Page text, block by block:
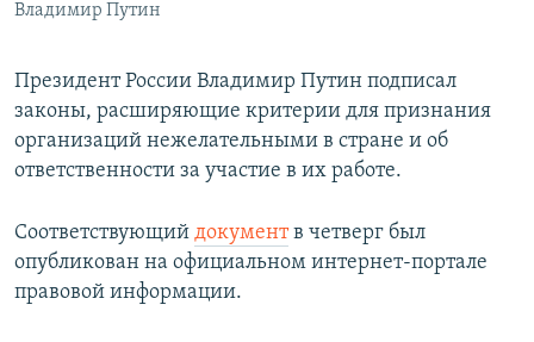
Все сайты РСЕ/РС
Владимир Путин
Президент России Владимир Путин подписал
законы, расширяющие критерии для признания
организаций нежелательными в стране и об
ответственности за участие в их работе.
Соответствующий документв четверг был
опубликован на официальном интернет-портале
правовой информации.